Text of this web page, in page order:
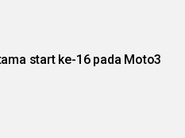
start ke-16 pada Moto3